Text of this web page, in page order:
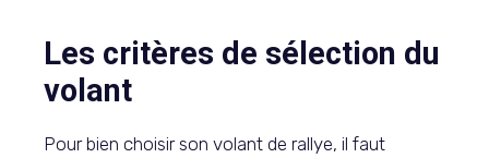
Les critères de sélection du
volant
Pour bien choisir son volant de rallye, il faut